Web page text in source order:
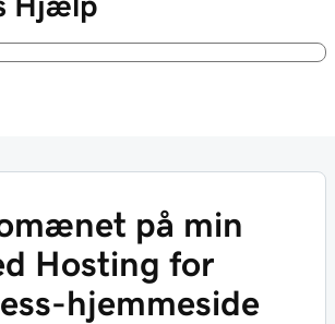
på min
Hosting for
hjemmeside